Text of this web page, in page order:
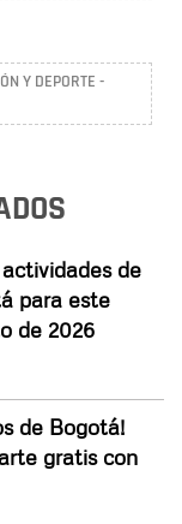
Y DEPORTE -
de
para este
de 2026
de Bogotá!
gratis con